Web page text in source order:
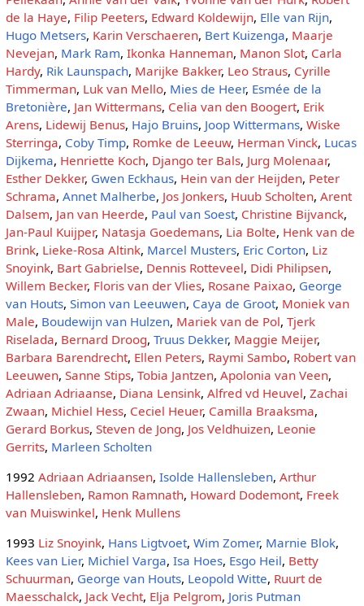
de la Haye, Filip Peeters, Edward Koldewijn, Elle van Rijn,
Hugo Metsers, Karin Verschaeren, Bert Kuizenga, Maarje
Nevejan, Mark Ram, Ikonka Hanneman, Manon Slot, Carla
Hardy, Rik Launspach, Marijke Bakker, Leo Straus, Cyrille
Timmerman, Luk van Mello, Mies de Heer, Esmée de la
Bretonière, Jan Wittermans, Celia van den Boogert, Erik
Arens, Lidewij Benus, Hajo Bruins, Joop Wittermans, Wiske
Sterringa, Coby Timp, Romke de Leeuw, Herman Vinck, Lucas
Dijkema, Henriette Koch, Django ter Bals, Jurg Molenaar,
Esther Dekker, Gwen Eckhaus, Hein van der Heijden, Peter
Schrama, Annet Malherbe, Jos Jonkers, Huub Scholten, Arent
Dalsem, Jan van Heerde, Paul van Soest, Christine Bijvanck,
Jan-Paul Kuijper, Natasja Goedemans, Lia Bolte, Henk van de
Brink, Lieke-Rosa Altink, Marcel Musters, Eric Corton, Liz
Snoyink, Bart Gabrielse, Dennis Rotteveel, Didi Philipsen,
Willem Becker, Floris van der Vlies, Rosane Paixao, George
van Houts, Simon van Leeuwen, Caya de Groot, Moniek van
Male, Boudewijn van Hulzen, Mariek van de Pol, Tjerk
Riselada, Bernard Droog, Truus Dekker, Maggie Meijer,
Barbara Barendrecht, Ellen Peters, Raymi Sambo, Robert van
Leeuwen, Sanne Stips, Tobia Jantzen, Apolonia van Veen,
Adriaan Adriaanse, Diana Lensink, Alfred vd Heuvel, Zachai
Zwaan, Michiel Hess, Ceciel Heuer, Camilla Braaksma,
Gerard Borkus, Steven de Jong, Jos Veldhuizen, Leonie
Gerrits, Marleen Scholten
1992 Adriaan Adriaansen, Isolde Hallensleben, Arthur
Hallensleben, Ramon Ramnath, Howard Dodemont, Freek
van Muiswinkel, Henk Mullens
1993 Liz Snoyink, Hans Ligtvoet, Wim Zomer, Marnie Blok,
Kees van Lier, Michiel Varga, Isa Hoes, Esgo Heil, Betty
Schuurman, George van Houts, Leopold Witte, Ruurt de
Maesschalck, Jack Vecht, Elja Pelgrom, Joris Putman